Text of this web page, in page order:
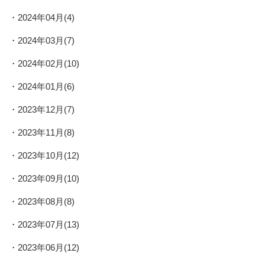
2024年04月(4)
2024年03月(7)
2024年02月(10)
2024年01月(6)
2023年12月(7)
2023年11月(8)
2023年10月(12)
2023年09月(10)
2023年08月(8)
2023年07月(13)
2023年06月(12)